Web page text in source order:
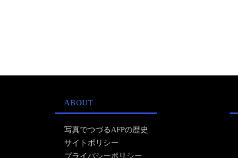
ABOUT
写真でつづるAFPの歴史
サイトポリシー
プライバシーポリシー